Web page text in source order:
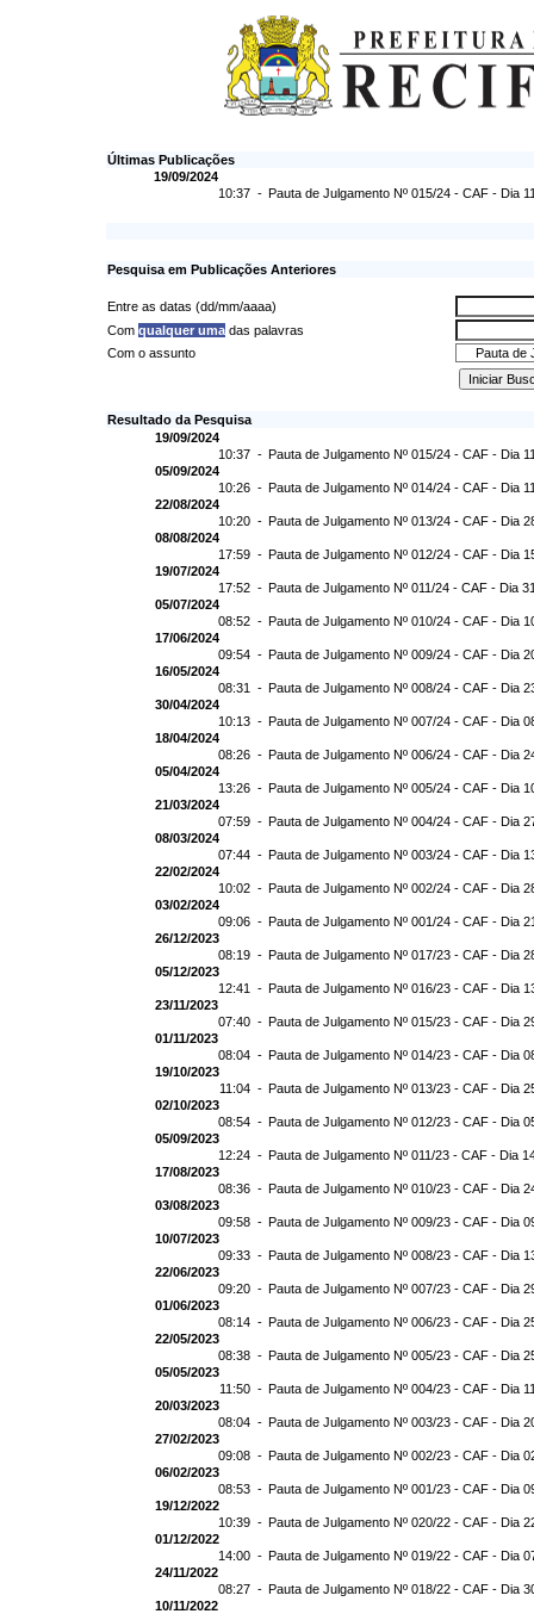
Últimas Publicações
19/09/2024
10:37 - Pauta de Julgamento Nº 015/24 - CAF - Dia
Pesquisa em Publicações Anteriores
Entre as datas (dd/mm/aaaa)
Com qualquer umadas palavras
Com o assunto
Resultado da Pesquisa
19/09/2024
10:37 - Pauta de Julgamento Nº 015/24 - CAF - Dia
05/09/2024
10:26 - Pauta de Julgamento Nº 014/24 - CAF - Dia
22/08/2024
10:20 - Pauta de Julgamento Nº 013/24 - CAF - Dia
08/08/2024
17:59 - Pauta de Julgamento Nº 012/24 - CAF - Dia
19/07/2024
17:52 - Pauta de Julgamento Nº 011/24 - CAF - Dia
05/07/2024
08:52 - Pauta de Julgamento Nº 010/24 - CAF - Dia
17/06/2024
09:54 - Pauta de Julgamento Nº 009/24 - CAF - Dia
16/05/2024
08:31 - Pauta de Julgamento Nº 008/24 - CAF - Dia
30/04/2024
10:13 - Pauta de Julgamento Nº 007/24 - CAF - Dia
18/04/2024
08:26 - Pauta de Julgamento Nº 006/24 - CAF - Dia
05/04/2024
13:26 - Pauta de Julgamento Nº 005/24 - CAF - Dia
21/03/2024
07:59 - Pauta de Julgamento Nº 004/24 - CAF - Dia
08/03/2024
07:44 - Pauta de Julgamento Nº 003/24 - CAF - Dia
22/02/2024
10:02 - Pauta de Julgamento Nº 002/24 - CAF - Dia
03/02/2024
09:06 - Pauta de Julgamento Nº 001/24 - CAF - Dia
26/12/2023
08:19 - Pauta de Julgamento Nº 017/23 - CAF - Dia
05/12/2023
12:41 - Pauta de Julgamento Nº 016/23 - CAF - Dia
23/11/2023
07:40 - Pauta de Julgamento Nº 015/23 - CAF - Dia
01/11/2023
08:04 - Pauta de Julgamento Nº 014/23 - CAF - Dia
19/10/2023
11:04 - Pauta de Julgamento Nº 013/23 - CAF - Dia
02/10/2023
08:54 - Pauta de Julgamento Nº 012/23 - CAF - Dia
05/09/2023
12:24 - Pauta de Julgamento Nº 011/23 - CAF - Dia
17/08/2023
08:36 - Pauta de Julgamento Nº 010/23 - CAF - Dia
03/08/2023
09:58 - Pauta de Julgamento Nº 009/23 - CAF - Dia
10/07/2023
09:33 - Pauta de Julgamento Nº 008/23 - CAF - Dia
22/06/2023
09:20 - Pauta de Julgamento Nº 007/23 - CAF - Dia
01/06/2023
08:14 - Pauta de Julgamento Nº 006/23 - CAF - Dia
22/05/2023
08:38 - Pauta de Julgamento Nº 005/23 - CAF - Dia
05/05/2023
11:50 - Pauta de Julgamento Nº 004/23 - CAF - Dia
20/03/2023
08:04 - Pauta de Julgamento Nº 003/23 - CAF - Dia
27/02/2023
09:08 - Pauta de Julgamento Nº 002/23 - CAF - Dia
06/02/2023
08:53 - Pauta de Julgamento Nº 001/23 - CAF - Dia
19/12/2022
10:39 - Pauta de Julgamento Nº 020/22 - CAF - Dia
01/12/2022
14:00 - Pauta de Julgamento Nº 019/22 - CAF - Dia
24/11/2022
08:27 - Pauta de Julgamento Nº 018/22 - CAF - Dia
10/11/2022